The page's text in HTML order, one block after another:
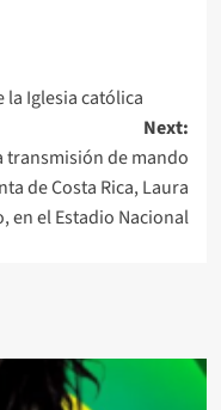
la Iglesia católica
Next:
transmisión de mando
de Costa Rica, Laura
en el Estadio Nacional